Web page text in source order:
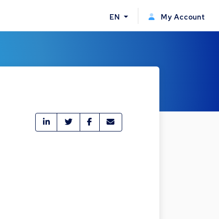
EN My Account